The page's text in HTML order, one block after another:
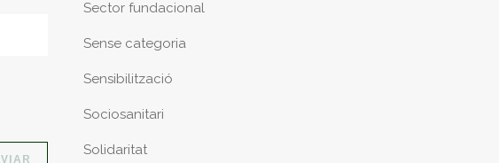
Sector fundacional
Sense categoria
Sensibilització
Sociosanitari
Solidaritat